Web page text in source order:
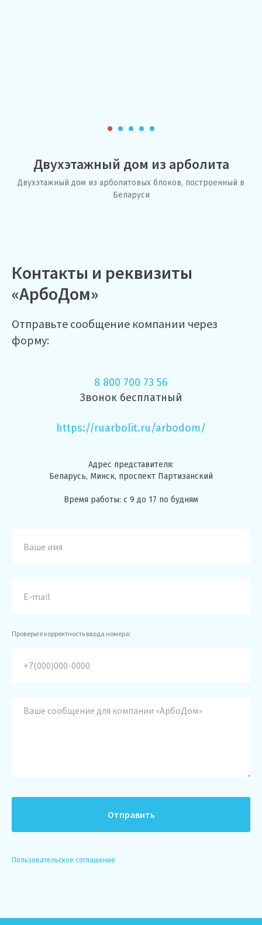
Двухэтажный дом из арболита
Двухэтажный дом из арболитовых блоков, построенный в
Беларуси
Контакты и реквизиты
«АрбоДом»
Отправьте сообщение компании через
форму:
8 800 700 73 56
Звонок бесплатный
https://ruarbolit.ru/arbodom/
Адрес представителя:
Беларусь, Минск, проспект Партизанский
Время работы: с 9 до 17 по будням
Проверьте корректность ввода номера:
Отправить
Пользовательское соглашение